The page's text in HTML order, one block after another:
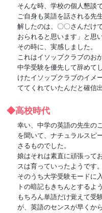
そんな時、学校の個人懇談
ご自身も英語を話される先
解したのは、〇〇さんだけ
おられると思います」と思
その時に、実感しました。
これはイソップクラブのお
中学受験を優先して辞めて
けたイソップクラブのイメ
ててくれていたんだと確信
◆高校時代
幸い、中学の英語の先生の
を聞いて、ナチュラルスピ
さるものでした。
娘はそれは素直に頑張って
スは育っていったようです。
そのうち大学受験モードに
トの暗記もきちんとするよ
もちろん単語だけ覚えて受
が、英語のセンスが早くか